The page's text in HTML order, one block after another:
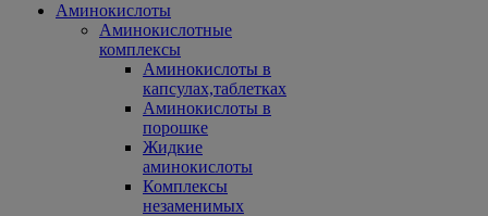
Аминокислоты
Аминокислотные
комплексы
Аминокислоты в
капсулах,таблетках
Аминокислоты в
порошке
Жидкие
аминокислоты
Комплексы
незаменимых